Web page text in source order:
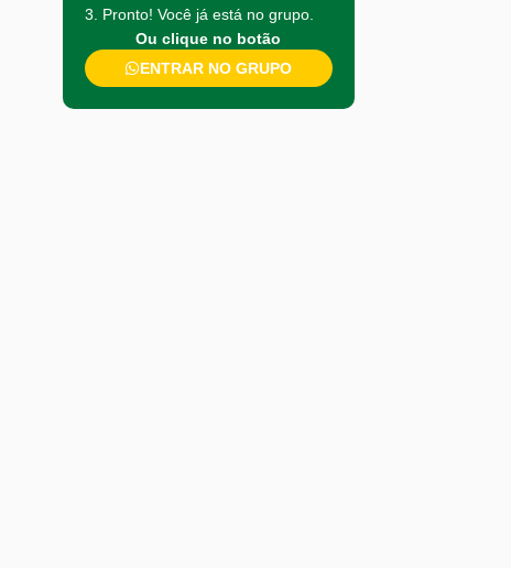
3. Pronto! Você já está no grupo.
Ou clique no botão
ENTRAR NO GRUPO